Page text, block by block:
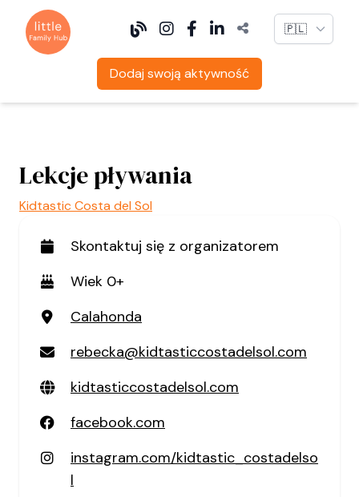
Language
Dodaj swoją aktywność
Lekcje pływania
Kidtastic Costa del Sol
Skontaktuj się z organizatorem
Wiek 0+
Calahonda
rebecka@kidtasticcostadelsol.com
kidtasticcostadelsol.com
facebook.com
instagram.com/kidtastic_costadelso
l